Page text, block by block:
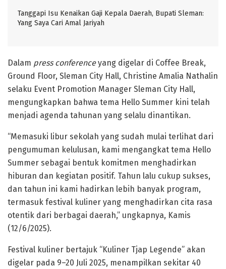
Tanggapi Isu Kenaikan Gaji Kepala Daerah, Bupati Sleman:
Yang Saya Cari Amal Jariyah
Dalam press conferenceyang digelar di Coffee Break,
Ground Floor, Sleman City Hall, Christine Amalia Nathalin
selaku Event Promotion Manager Sleman City Hall,
mengungkapkan bahwa tema Hello Summer kini telah
menjadi agenda tahunan yang selalu dinantikan.
“Memasuki libur sekolah yang sudah mulai terlihat dari
pengumuman kelulusan, kami mengangkat tema Hello
Summer sebagai bentuk komitmen menghadirkan
hiburan dan kegiatan positif. Tahun lalu cukup sukses,
dan tahun ini kami hadirkan lebih banyak program,
termasuk festival kuliner yang menghadirkan cita rasa
otentik dari berbagai daerah,” ungkapnya, Kamis
(12/6/2025).
Festival kuliner bertajuk “Kuliner Tjap Legende” akan
digelar pada 9–20 Juli 2025, menampilkan sekitar 40